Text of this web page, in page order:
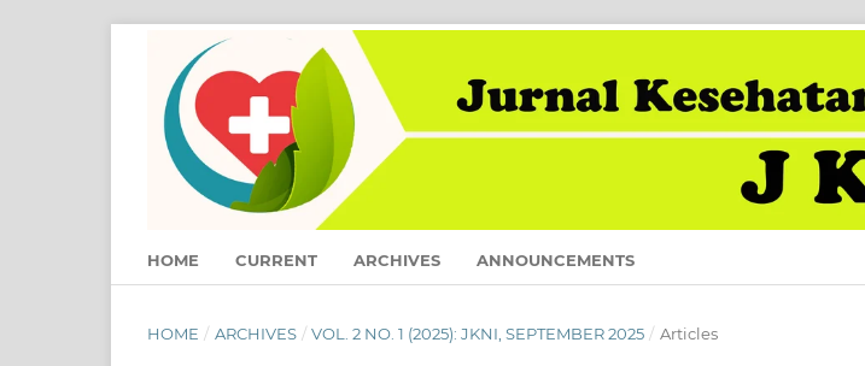
HOME CURRENT ARCHIVES ANNOUNCEMENTS
HOME / ARCHIVES / VOL. 2 NO. 1 (2025): JKNI, SEPTEMBER 2025 / Articles